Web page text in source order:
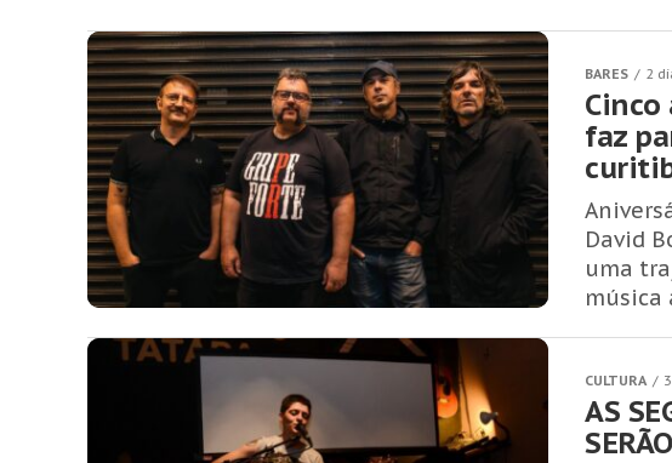
BARES 2
Cinco
faz
David
uma
música
CULTURA
AS